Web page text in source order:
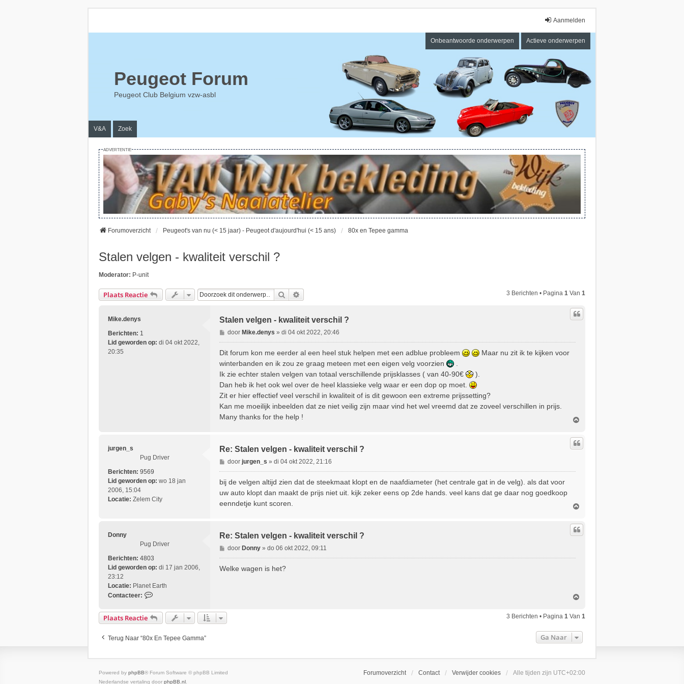
Aanmelden
Onbeantwoorde onderwerpen Actieve onderwerpen
Peugeot Forum
Peugeot Club Belgium vzw-asbl
V&A Zoek
ADVERTENTIE
Forumoverzicht Peugeot's van nu (< 15 jaar) - Peugeot d'aujourd'hui (< 15 ans) 80x en Tepee gamma
Stalen velgen - kwaliteit verschil ?
Moderator: P-unit
Plaats Reactie Zoek 3 Berichten • Pagina 1 Van 1
Mike.denys
Berichten: 1
Lid geworden op: di 04 okt 2022,
20:35
Stalen velgen - kwaliteit verschil ?
B
e
r
i
h
t
door Mike.denys » di 04 okt 2022, 20:46
Dit forum kon me eerder al een heel stuk helpen met een adblue probleem
Maar nu zit ik te kijken voor
winterbanden en ik zou ze graag meteen met een eigen velg voorzien
Ik zie echter stalen velgen van totaal verschillende prijsklasses ( van 40-90€
).
Dan heb ik het ook wel over de heel klassieke velg waar er een dop op moet.
Zit er hier effectief veel verschil in kwaliteit of is dit gewoon een extreme prijssetting?
Kan me moeilijk inbeelden dat ze niet veilig zijn maar vind het wel vreemd dat ze zoveel verschillen in prijs.
Many thanks for the help !
h
o
jurgen_s
Pug Driver
Berichten: 9569
Lid geworden op: wo 18 jan
2006, 15:04
Locatie: Zelem City
Re: Stalen velgen - kwaliteit verschil ?
B
e
r
h
door jurgen_s » di 04 okt 2022, 21:16
bij de velgen altijd zien dat de steekmaat klopt en de naafdiameter (het centrale gat in de velg). als dat voor
uw auto klopt dan maakt de prijs niet uit. kijk zeker eens op 2de hands. veel kans dat ge daar nog goedkoop
eenndetje kunt scoren.
h
o
Donny
Pug Driver
Berichten: 4803
Lid geworden op: di 17 jan 2006,
23:12
Locatie: Planet Earth
Contacteer:
n
t
c
e
Re: Stalen velgen - kwaliteit verschil ?
B
e
r
door Donny» do 06 okt 2022, 09:11
Welke wagen is het?
h
o
Plaats Reactie 3 Berichten • Pagina 1 Van 1
Terug Naar “80x En Tepee Gamma” Ga Naar
Forumoverzicht Contact Verwijder cookies Alle tijden zijn UTC+02:00
Powered by phpBB® Forum Software © phpBB Limited
Nederlandse vertaling door phpBB.nl